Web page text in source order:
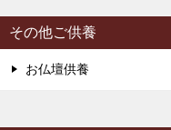
その他ご供養
お仏壇供養